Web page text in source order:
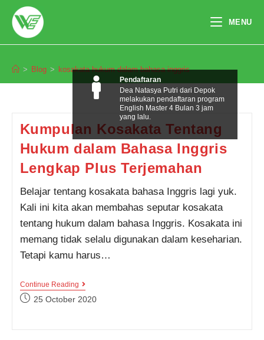
content
MENU
> Blog > kosakata hukum dalam bahasa inggris
Kumpulan Kosakata Tentang
Hukum dalam Bahasa Inggris
Lengkap Plus Terjemahan
Belajar tentang kosakata bahasa Inggris lagi yuk.
Kali ini kita akan membahas seputar kosakata
tentang hukum dalam bahasa Inggris. Kosakata ini
memang tidak selalu digunakan dalam keseharian.
Tetapi kamu harus…
Continue ReadingKumpulan
Tentang
Post25 October 2020
Pendaftaran
Dea Natasya Putri dari Depok
melakukan pendaftaran program
English Master 4 Bulan 3 jam
yang lalu.